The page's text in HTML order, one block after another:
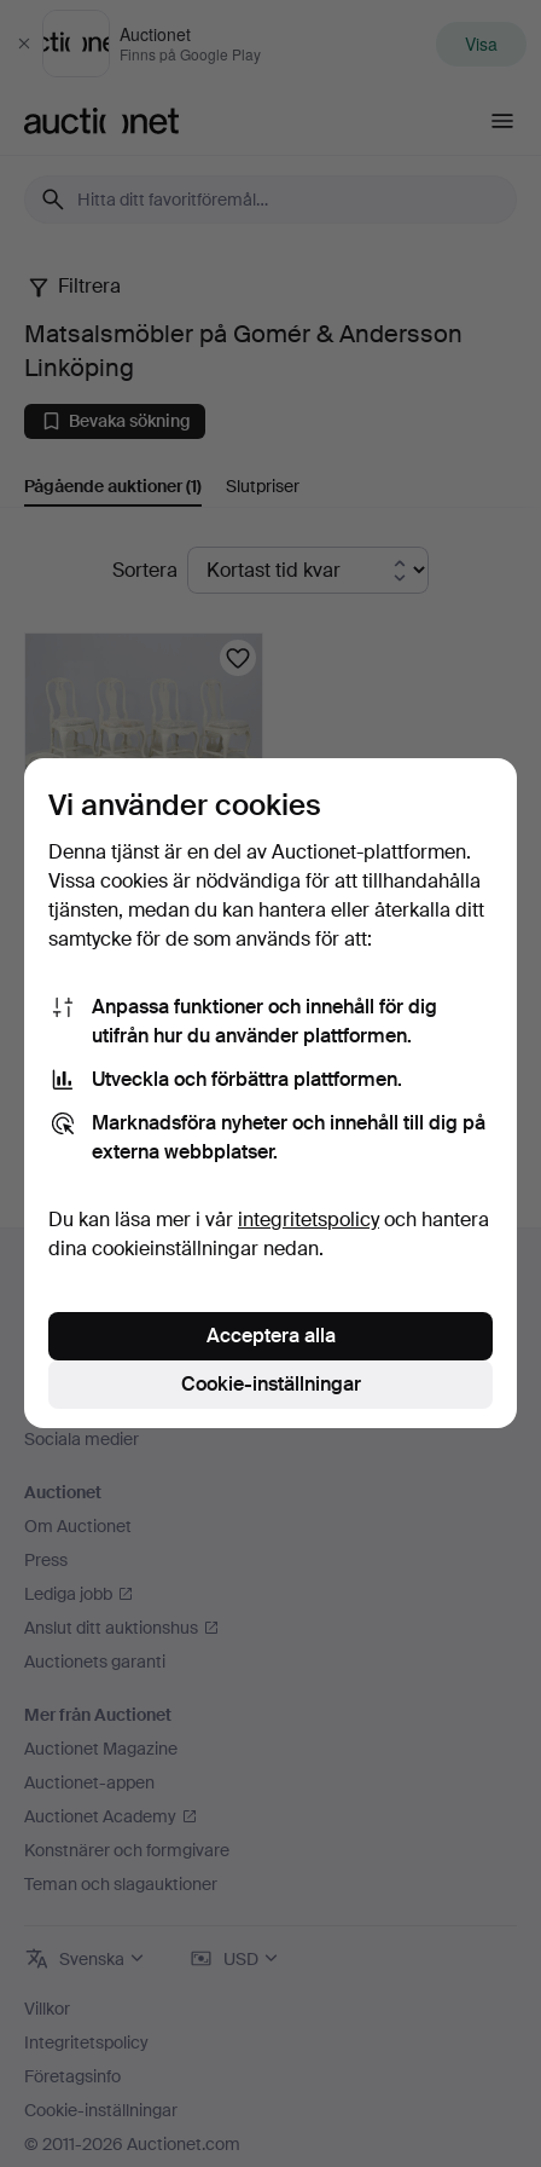
Stäng
Auctionet
Finns på Google Play Visa
Matsalsmöbler
på
Gomér
Linköping
Filtrera
Matsalsmöbler på Gomér & Andersson
Linköping
Bevaka sökning
Pågående auktioner(1) Slutpriser
PågåendeSortera
MATGRUPP, 15 delar,
rokokostil, bemålat, 1…
4 dagar
349 USD
Du kan också söka ivårt arkiv med avslutade auktioner
Sidfotsnavigation
Sociala medier
Auctionet
Om Auctionet
Press
Lediga jobb
Anslut ditt auktionshus
Auctionets garanti
Mer från Auctionet
Auctionet Magazine
Auctionet-appen
Auctionet Academy
Konstnärer och formgivare
Teman och slagauktioner
Svenska USD
Villkor
Integritetspolicy
Företagsinfo
Cookie-inställningar
© 2011-2026 Auctionet.com
Vi använder cookies
Denna tjänst är en del av Auctionet-plattformen.
Vissa cookies är nödvändiga för att tillhandahålla
tjänsten, medan du kan hantera eller återkalla ditt
samtycke för de som används för att:
Anpassa funktioner och innehåll för dig
utifrån hur du använder plattformen.
Utveckla och förbättra plattformen.
Marknadsföra nyheter och innehåll till dig på
externa webbplatser.
Du kan läsa mer i vår integritetspolicyoch hantera
dina cookieinställningar nedan.
Cookie-inställningar
Acceptera alla